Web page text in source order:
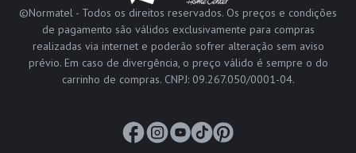
©Normatel - Todos os direitos reservados. Os preços e condições
de pagamento são válidos exclusivamente para compras
realizadas via internet e poderão sofrer alteração sem aviso
prévio. Em caso de divergência, o preço válido é sempre o do
carrinho de compras. CNPJ: 09.267.050/0001-04.